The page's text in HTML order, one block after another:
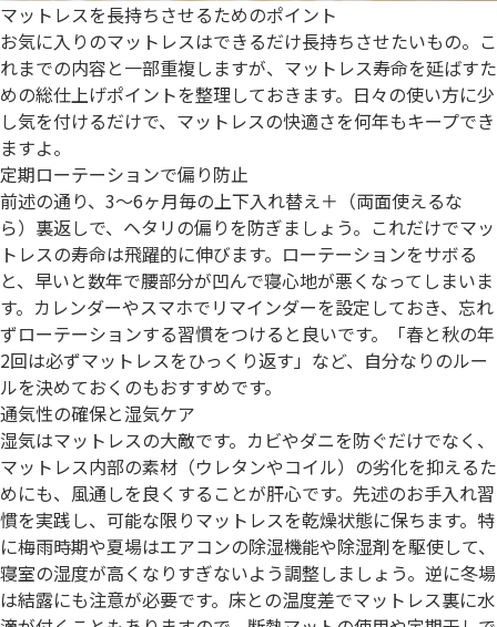
マットレスを長持ちさせるためのポイント
お気に入りのマットレスはできるだけ長持ちさせたいもの。こ
れまでの内容と一部重複しますが、マットレス寿命を延ばすた
めの総仕上げポイントを整理しておきます。日々の使い方に少
し気を付けるだけで、マットレスの快適さを何年もキープでき
ますよ。
定期ローテーションで偏り防止
前述の通り、3～6ヶ月毎の上下入れ替え＋（両面使えるな
ら）裏返しで、ヘタリの偏りを防ぎましょう。これだけでマッ
トレスの寿命は飛躍的に伸びます。ローテーションをサボる
と、早いと数年で腰部分が凹んで寝心地が悪くなってしまいま
す。カレンダーやスマホでリマインダーを設定しておき、忘れ
ずローテーションする習慣をつけると良いです。「春と秋の年
2回は必ずマットレスをひっくり返す」など、自分なりのルー
ルを決めておくのもおすすめです。
通気性の確保と湿気ケア
湿気はマットレスの大敵です。カビやダニを防ぐだけでなく、
マットレス内部の素材（ウレタンやコイル）の劣化を抑えるた
めにも、風通しを良くすることが肝心です。先述のお手入れ習
慣を実践し、可能な限りマットレスを乾燥状態に保ちます。特
に梅雨時期や夏場はエアコンの除湿機能や除湿剤を駆使して、
寝室の湿度が高くなりすぎないよう調整しましょう。逆に冬場
は結露にも注意が必要です。床との温度差でマットレス裏に水